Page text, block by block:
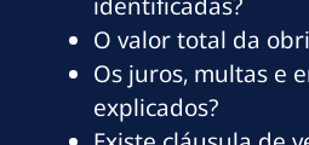
O valor total da
Os juros, multas e
explicados?